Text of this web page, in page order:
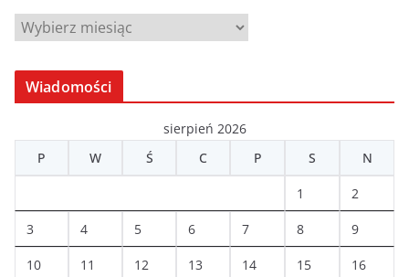
A
c
w
Wiadomości
sierpień 2026
P
W Ś C P S N
1 2
3 4 5 6 7 8 9
10 11 12 13 14 15 16